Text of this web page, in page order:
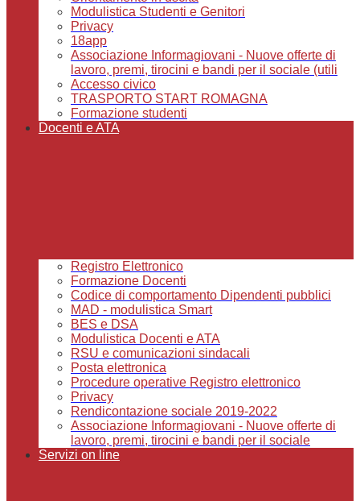
Modulistica Studenti e Genitori
Privacy
18app
Associazione Informagiovani - Nuove offerte di
lavoro, premi, tirocini e bandi per il sociale (utili
Accesso civico
TRASPORTO START ROMAGNA
Formazione studenti
Docenti e ATA
Registro Elettronico
Formazione Docenti
Codice di comportamento Dipendenti pubblici
MAD - modulistica Smart
BES e DSA
Modulistica Docenti e ATA
RSU e comunicazioni sindacali
Posta elettronica
Procedure operative Registro elettronico
Privacy
Rendicontazione sociale 2019-2022
Associazione Informagiovani - Nuove offerte di
lavoro, premi, tirocini e bandi per il sociale
Servizi on line